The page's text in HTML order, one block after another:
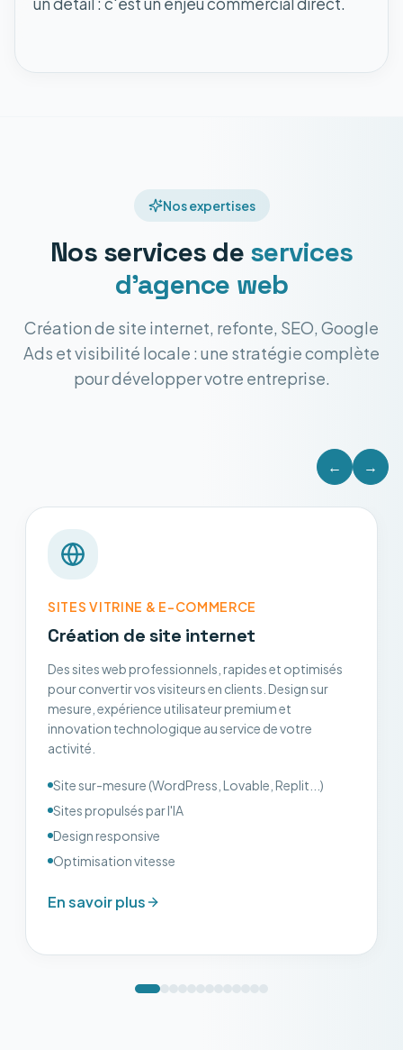
Nos expertises
Nos services de services
d'agence web
Création de site internet, refonte, SEO, Google
Ads et visibilité locale : une stratégie complète
pour développer votre entreprise.
← →
SITES VITRINE & E-COMMERCE
Création de site internet
Des sites web professionnels, rapides et optimisés
pour convertir vos visiteurs en clients. Design sur
mesure, expérience utilisateur premium et
innovation technologique au service de votre
activité.
Site sur-mesure (WordPress, Lovable, Replit...)
Sites propulsés par l'IA
Design responsive
Optimisation vitesse
En savoir plus